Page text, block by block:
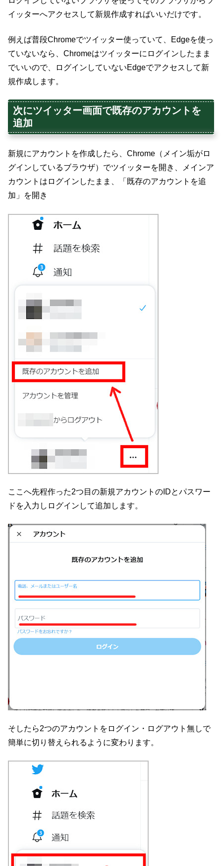
イッターへアクセスして新規作成すればいいだけです。
例えば普段Chromeでツイッター使っていて、Edgeを使っ
ていないなら、Chromeはツイッターにログインしたまま
でいいので、ログインしていないEdgeでアクセスして新
規作成します。
次にツイッター画面で既存のアカウントを
追加
新規にアカウントを作成したら、Chrome（メイン垢がロ
グインしているブラウザ）でツイッターを開き、メインア
カウントはログインしたまま、「既存のアカウントを追
加」を開き
ここへ先程作った2つ目の新規アカウントのIDとパスワー
ドを入力しログインして追加します。
そしたら2つのアカウントをログイン・ログアウト無しで
簡単に切り替えられるように変わります。